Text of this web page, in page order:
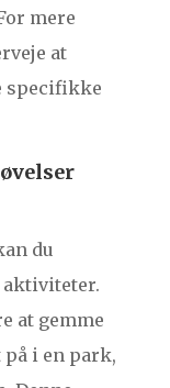
mere
at
specifikke
du
at gemme
i en park,